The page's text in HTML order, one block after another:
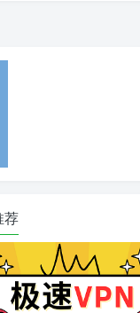
荐